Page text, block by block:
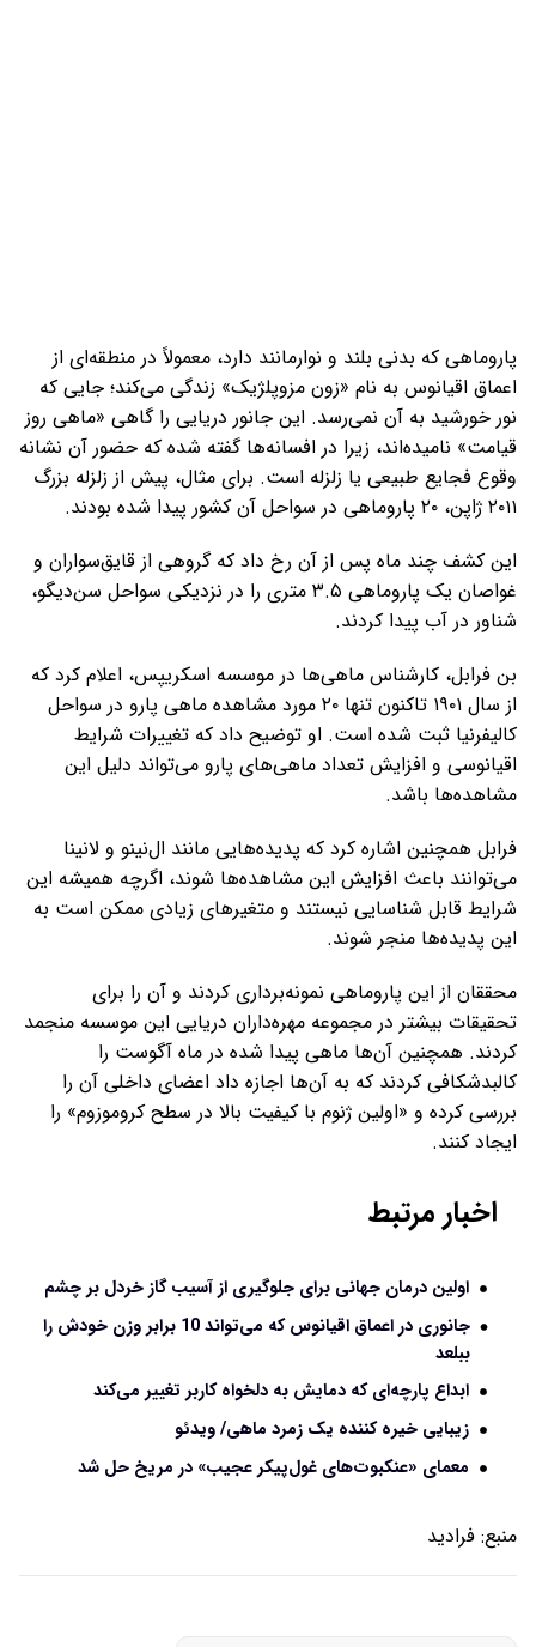
پاروماهی که بدنی بلند و نوارمانند دارد، معمولاً در منطقه‌ای از
اعماق اقیانوس به نام «زون مزوپلژیک» زندگی می‌کند؛ جایی که
نور خورشید به آن نمی‌رسد. این جانور دریایی را گاهی «ماهی روز
قیامت» نامیده‌اند، زیرا در افسانه‌ها گفته شده که حضور آن نشانه
وقوع فجایع طبیعی یا زلزله است. برای مثال، پیش از زلزله بزرگ
۲۰۱۱ ژاپن، ۲۰ پاروماهی در سواحل آن کشور پیدا شده بودند.
این کشف چند ماه پس از آن رخ داد که گروهی از قایق‌سواران و
غواصان یک پاروماهی ۳.۵ متری را در نزدیکی سواحل سن‌دیگو،
شناور در آب پیدا کردند.
بن فرابل، کارشناس ماهی‌ها در موسسه اسکریپس، اعلام کرد که
از سال ۱۹۰۱ تاکنون تنها ۲۰ مورد مشاهده ماهی پارو در سواحل
کالیفرنیا ثبت شده است. او توضیح داد که تغییرات شرایط
اقیانوسی و افزایش تعداد ماهی‌های پارو می‌تواند دلیل این
مشاهده‌ها باشد.
فرابل همچنین اشاره کرد که پدیده‌هایی مانند ال‌نینو و لا‌نینا
می‌توانند باعث افزایش این مشاهده‌ها شوند، اگرچه همیشه این
شرایط قابل شناسایی نیستند و متغیرهای زیادی ممکن است به
این پدیده‌ها منجر شوند.
محققان از این پاروماهی نمونه‌برداری کردند و آن را برای
تحقیقات بیشتر در مجموعه مهره‌داران دریایی این موسسه منجمد
کردند. همچنین آن‌ها ماهی پیدا شده در ماه آگوست را
کالبدشکافی کردند که به آن‌ها اجازه داد اعضای داخلی آن را
بررسی کرده و «اولین ژنوم با کیفیت بالا در سطح کروموزوم» را
ایجاد کنند.
اخبار مرتبط
اولین درمان جهانی برای جلوگیری از آسیب گاز خردل بر چشم
جانوری در اعماق اقیانوس که می‌تواند 10 برابر وزن خودش را
ببلعد
ابداع پارچه‌ای که دمایش به دلخواه کاربر تغییر می‌کند
زیبایی خیره کننده یک زمرد ماهی/ ویدئو
معمای «عنکبوت‌های غول‌پیکر عجیب» در مریخ حل شد
منبع: فرادید